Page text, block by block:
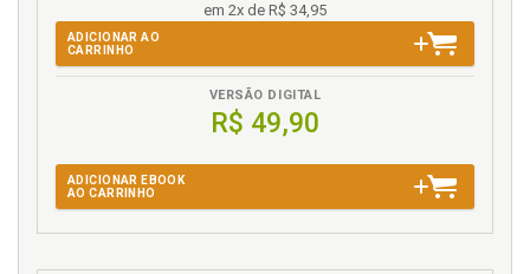
em 2x de R$ 34,95
ADICIONAR AO
CARRINHO
VERSÃO DIGITAL
R$ 49,90
ADICIONAR EBOOK
AO CARRINHO